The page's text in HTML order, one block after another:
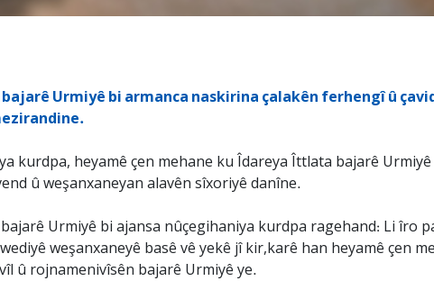
Urmiyê bi armanca naskirina çalakên ferhengî û
kurdpa, heyamê çen mehane ku Îdareya Îttlata bajarê
û weşanxaneyan alavên sîxoriyê danîne.
Urmiyê bi ajansa nûçegihaniya kurdpa ragehand: Li îro
weşanxaneyê basê vê yekê jî kir,karê han heyamê çen
û rojnamenivîsên bajarê Urmiyê ye.